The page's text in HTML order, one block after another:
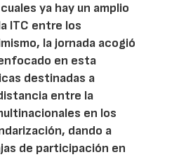
ya hay un amplio
ITC entre los
la jornada acogió
en esta
destinadas a
entre la
en los
dando a
de participación en